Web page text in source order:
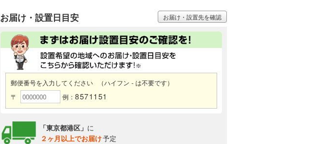
お届け・設置日目安
郵便番号を入力してください
（ハイフン - は不要です）
〒
例： 8571151
「東京都港区」 に
２ヶ月以上でお届け予定
お届け・設置先を確認